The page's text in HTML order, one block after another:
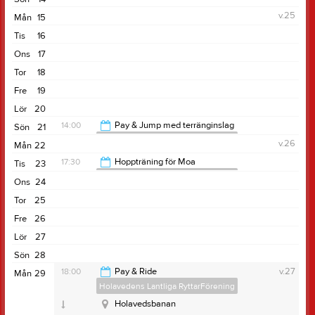
15
Mån
v.25
16
Tis
17
Ons
18
Tor
19
Fre
20
Lör
21
Sön 14:00
Pay & Jump med terränginslag
18:00
22
Mån
v.26
23
Tis 17:30
Hoppträning för Moa
24
Ons
25
Tor
26
Fre
27
Lör
28
Sön
29
Mån v.27
18:00
Pay & Ride
Holavedens Lantliga RyttarFörening
Holavedsbanan